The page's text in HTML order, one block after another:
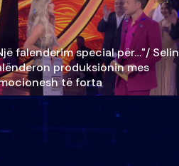
falenderim special për…"/ Selin
produksionin mes
të forta